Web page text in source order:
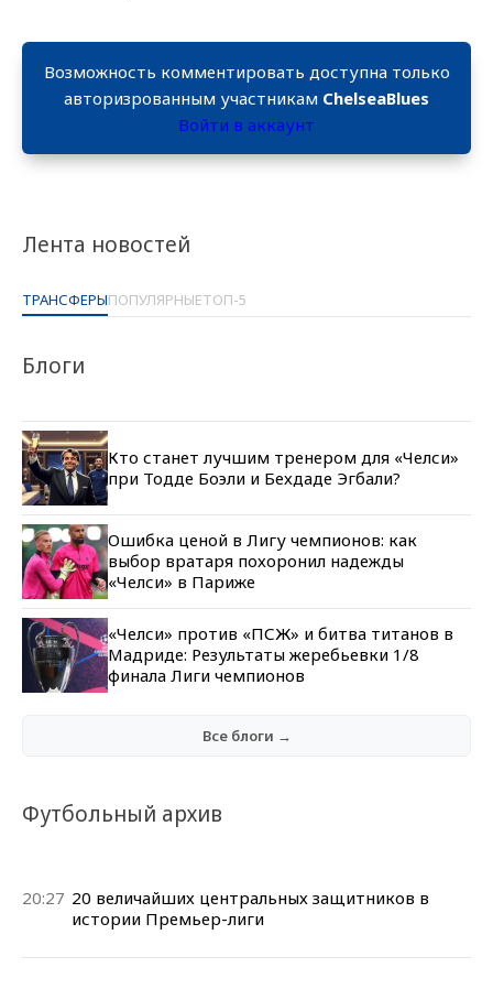
Лента новостей
ТРАНСФЕРЫПОПУЛЯРНЫЕТОП-5
Блоги
Кто станет лучшим тренером для «Челси»
при Тодде Боэли и Бехдаде Эгбали?
Ошибка ценой в Лигу чемпионов: как
выбор вратаря похоронил надежды
«Челси» в Париже
«Челси» против «ПСЖ» и битва титанов в
Мадриде: Результаты жеребьевки 1/8
финала Лиги чемпионов
Все блоги →
Футбольный архив
20:27 20 величайших центральных защитников в
истории Премьер-лиги
Возможность комментировать доступна только
авторизрованным участникам ChelseaBlues
Войти в аккаунт